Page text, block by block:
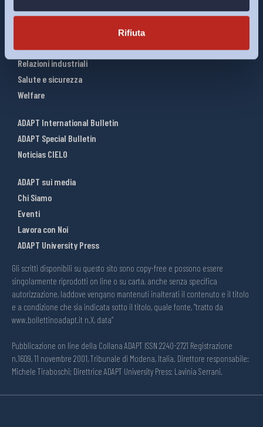
Rifiuta
Infografiche
Mercato del lavoro
Relazioni industriali
Salute e sicurezza
Welfare
ADAPT International Bulletin
ADAPT Special Bulletin
Noticias CIELO
ADAPT sui media
Chi Siamo
Eventi
Lavora con Noi
ADAPT University Press
Gli scritti disponibili su questo sito sono copy-free e possono essere
singolarmente riprodotti on line o su carta, anche senza specifica
autorizzazione, laddove vengano mantenuti inalterati il contenuto e il titolo
e a condizione che sia indicata sotto il titolo, quale fonte, “tratto da
www.bollettinoadapt.it n.X, data“
Pubblicazione on line della Collana ADAPT ISSN 2240-2721 Registrazione
n.1609, 11 novembre 2001, Tribunale di Modena, Italia. Direttore responsabile:
Michele Tiraboschi; Direttrice ADAPT University Press: Lavinia Serrani.